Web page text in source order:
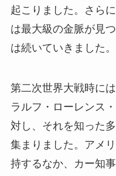
起こりました。さら
は最大級の金脈が見
は続いていきました。
第二次世界大戦時に
ラルフ・ローレンス
対し、それを知った
集まりました。アメ
持するなか、カー知